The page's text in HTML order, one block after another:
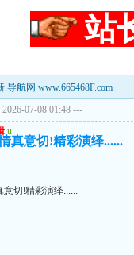
站
航网 www.665468F.com
07-08 01:48 ---
u
真意切!精彩演绎......
意切!精彩演绎......